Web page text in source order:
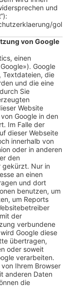
und
gol
von Google
einen
Google
Textdateien, die
und die eine
Sie
Website
Google in den
Im Falle der
dieser Webseite
innerhalb von
oder in anderen
den
gekürzt. Nur in
an einen
und dort
benutzen, um
um Reports
der
verbundene
Google diese
übertragen,
oder soweit
verarbeiten.
Ihrem Browser
anderen Daten
die